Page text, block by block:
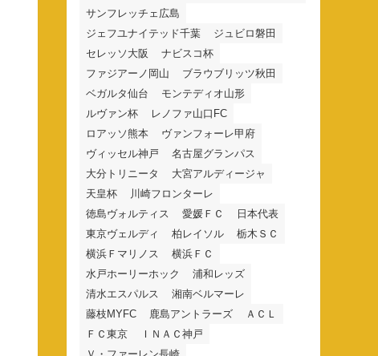
サンフレッチェ広島
ジェフユナイテッド千葉
ジュビロ磐田
セレッソ大阪
ナビスコ杯
ファジアーノ岡山
ブラウブリッツ秋田
ベガルタ仙台
モンテディオ山形
ルヴァン杯
レノファ山口FC
ロアッソ熊本
ヴァンフォーレ甲府
ヴィッセル神戸
名古屋グランパス
大分トリニータ
大宮アルディージャ
天皇杯
川崎フロンターレ
徳島ヴォルティス
愛媛ＦＣ
日本代表
東京ヴェルディ
柏レイソル
栃木ＳＣ
横浜Ｆマリノス
横浜ＦＣ
水戸ホーリーホック
浦和レッズ
清水エスパルス
湘南ベルマーレ
藤枝MYFC
鹿島アントラーズ
ＡＣＬ
ＦＣ東京
ＩＮＡＣ神戸
Ｖ・ファーレン長崎